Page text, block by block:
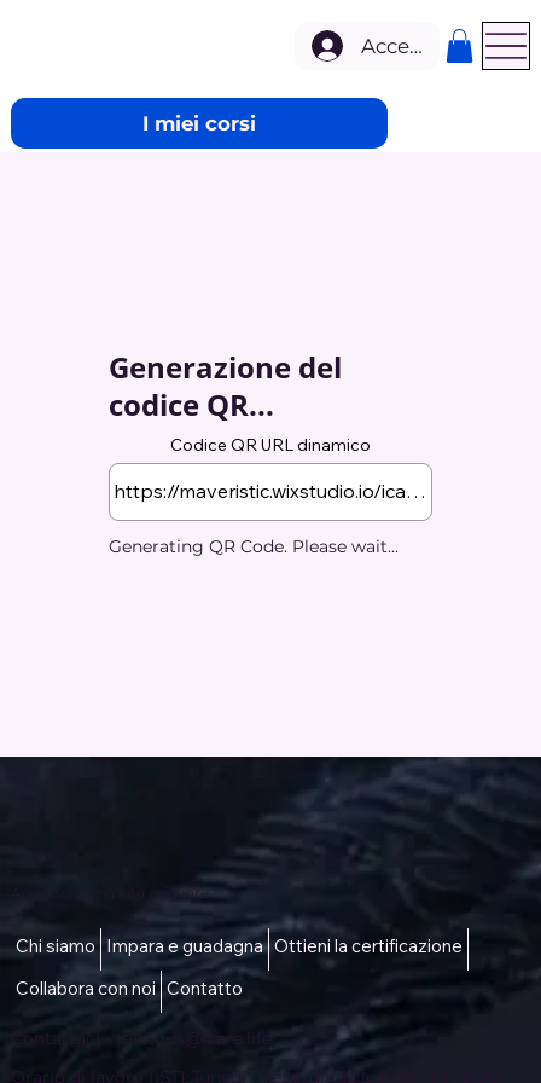
I miei corsi
Accedi
Generazione del
codice QR...
Codice QR URL dinamico
Generating QR Code. Please wait...
Accesso a una vita migliore
Contattaci - talktous@icare.life
Chi siamo Impara e guadagna Ottieni la certificazione
Collabora con noi Contatto
Orario di lavoro (IST): lunedì - venerdì (dalle 9:00 alle 18:00)